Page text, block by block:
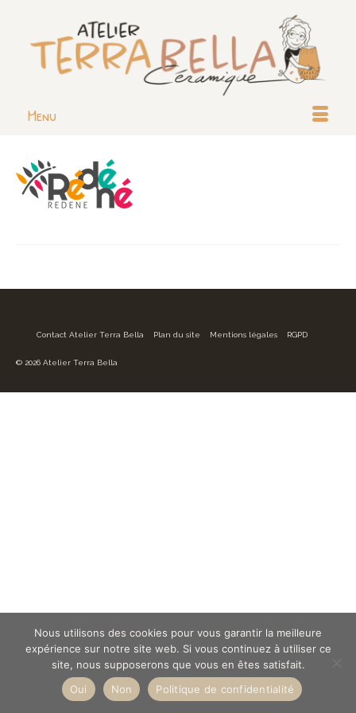
Menu
Contact Atelier Terra Bella Plan du site Mentions légales RGPD
© 2026 Atelier Terra Bella
Nous utilisons des cookies pour vous garantir la meilleure
expérience sur notre site web. Si vous continuez à utiliser ce
site, nous supposerons que vous en êtes satisfait.
Oui
Non Politique de confidentialité